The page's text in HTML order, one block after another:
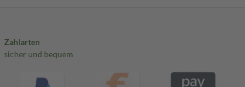
Zahlarten
sicher und bequem